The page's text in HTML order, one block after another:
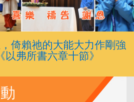
倚賴祂的大能大力作剛強
以弗所書六章十節》